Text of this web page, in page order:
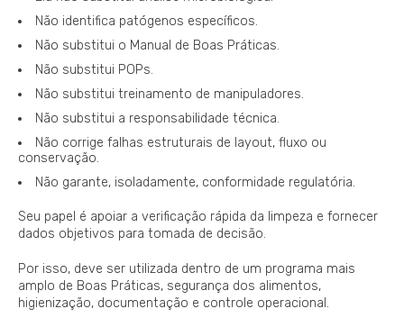
Não identifica patógenos específicos.
Não substitui o Manual de Boas Práticas.
Não substitui POPs.
Não substitui treinamento de manipuladores.
Não substitui a responsabilidade técnica.
Não corrige falhas estruturais de layout, fluxo ou
conservação.
Não garante, isoladamente, conformidade regulatória.
Seu papel é apoiar a verificação rápida da limpeza e fornecer
dados objetivos para tomada de decisão.
Por isso, deve ser utilizada dentro de um programa mais
amplo de Boas Práticas, segurança dos alimentos,
higienização, documentação e controle operacional.